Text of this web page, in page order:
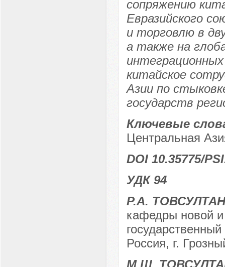
сопряжению
Евразийского
и торговлю в
а также на
китайское
Азии по
государств
Ключевые
Центральная
DOI 10.35775/
УДК 94
Р.А.
кафедры новой
Россия, г.